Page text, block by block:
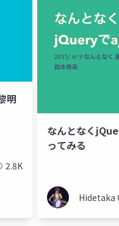
明
2.8K
なんとなく
ってみる
Hidetaka